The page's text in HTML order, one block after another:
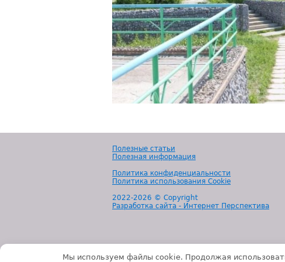
Полезные статьи
Полезная информация
Политика конфиденциальности
Политика использования Cookie
2022-2026 © Copyright
Разработка сайта - Интернет Перспектива
Мы используем файлы cookie. Продолжая